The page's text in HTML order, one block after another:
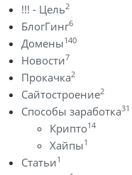
!!! - Цель2
БлогГинг6
Домены140
Новости7
Прокачка2
Сайтостроение2
Способы заработка31
Крипто14
Хайпы1
Статьи1